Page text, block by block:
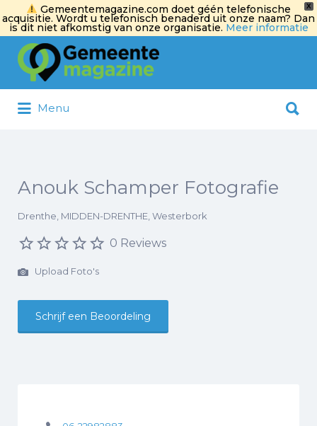
X
Gemeentemagazine.com doet géén telefonische
acquisitie. Wordt u telefonisch benaderd uit onze naam? Dan
is dit niet afkomstig van onze organisatie. Meer informatie
Zoek
naar:
Menu
naar:
Anouk Schamper Fotografie
Drenthe, MIDDEN-DRENTHE, Westerbork
0 Reviews
Upload Foto's
Schrijf een Beoordeling